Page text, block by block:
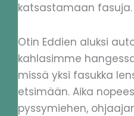
katsastamaan fasuja.
Otin Eddien aluksi
kahlasimme
missä yksi fasukka
etsimään. Aika
pyssymiehen,